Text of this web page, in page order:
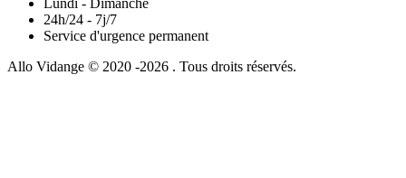
24h/24 - 7j/7
Service d'urgence permanent
Allo Vidange © 2020 -2026 . Tous droits réservés.